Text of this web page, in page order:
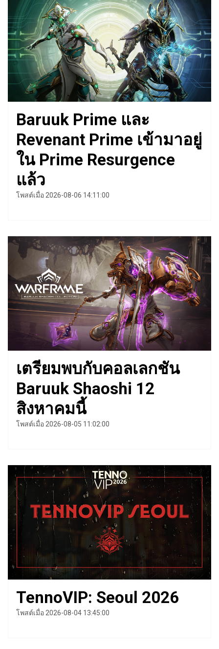
Baruuk Prime และ
Revenant Prime เข้ามาอยู่
ใน Prime Resurgence
แล้ว
โพสต์เมื่อ 2026-08-06 14:11:00
เตรียมพบกับคอลเลกชัน
Baruuk Shaoshi 12
สิงหาคมนี้
โพสต์เมื่อ 2026-08-05 11:02:00
TennoVIP: Seoul 2026
โพสต์เมื่อ 2026-08-04 13:45:00